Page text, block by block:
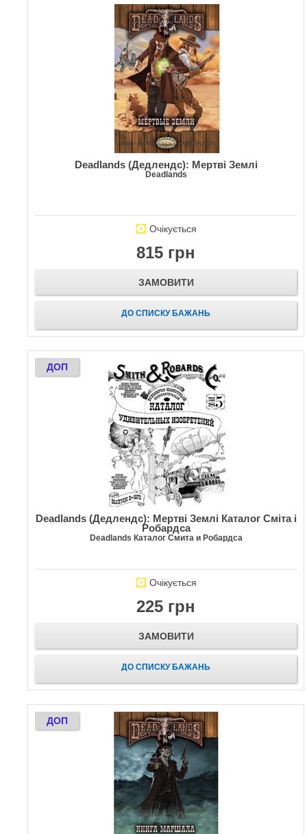
Deadlands (Дедлендс): Мертві Землі
Deadlands
Очікується
815 грн
ЗАМОВИТИ
ДО СПИСКУ БАЖАНЬ
ДОП
Deadlands (Дедлендс): Мертві Землі Каталог Сміта і
Робардса
Deadlands Каталог Смита и Робардса
Очікується
225 грн
ЗАМОВИТИ
ДО СПИСКУ БАЖАНЬ
ДОП